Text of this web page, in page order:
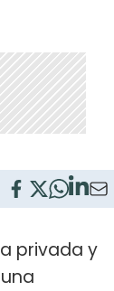
privada y